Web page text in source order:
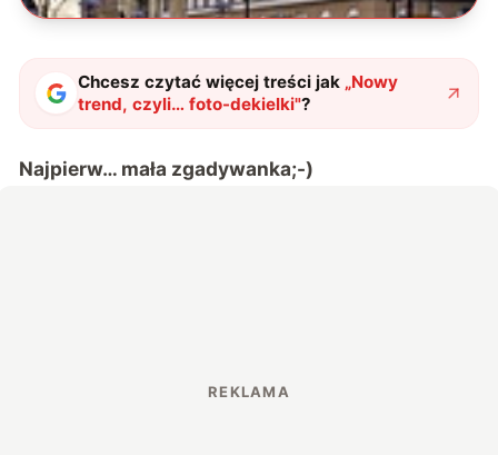
Chcesz czytać więcej treści jak „Nowy
trend, czyli… foto-dekielki"?
Najpierw… mała zgadywanka;-)